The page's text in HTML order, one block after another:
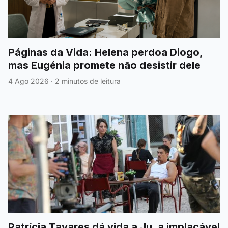
Páginas da Vida: Helena perdoa Diogo,
mas Eugénia promete não desistir dele
4 Ago 2026 · 2 minutos de leitura